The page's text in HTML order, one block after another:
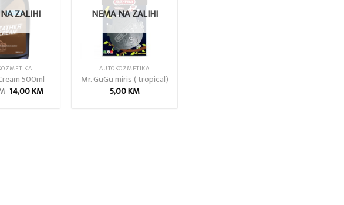
ZALIHI
500ml
Izvorna
cijena
bila
14,00KMTrenutna
je:
NEMA NA ZALIHI
AUTOKOZMETIKA
Mr. GuGu miris ( tropical)
5,00KM